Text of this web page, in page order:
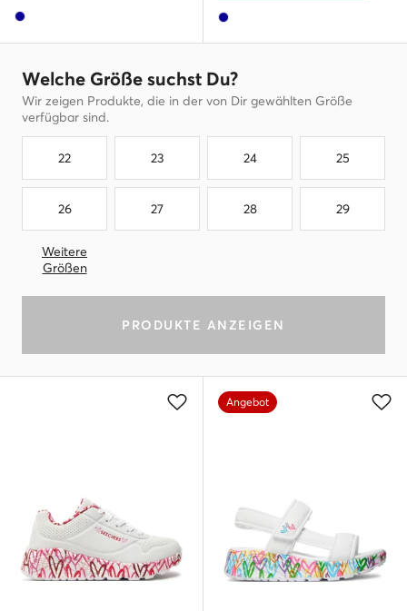
Welche Größe suchst Du?
Wir zeigen Produkte, die in der von Dir gewählten Größe
verfügbar sind.
22 23 24 25
26 27 28 29
Weitere
Größen
PRODUKTE ANZEIGEN
Angebot